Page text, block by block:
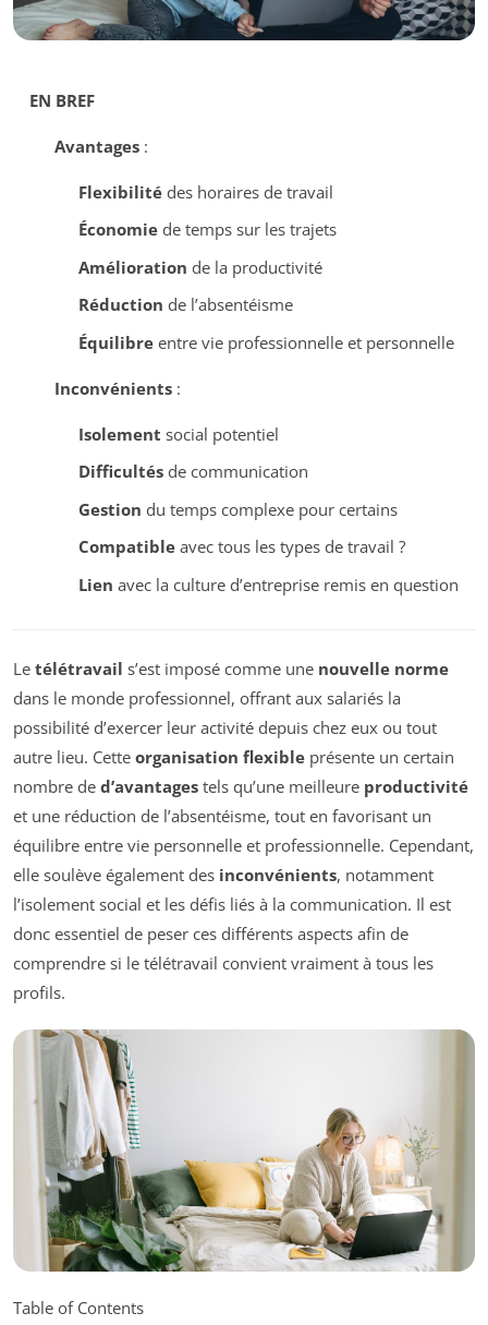
EN BREF
Avantages:
Flexibilité des horaires de travail
Économie de temps sur les trajets
Amélioration de la productivité
Réduction de l’absentéisme
Équilibre entre vie professionnelle et personnelle
Inconvénients:
Isolement social potentiel
Difficultés de communication
Gestion du temps complexe pour certains
Compatible avec tous les types de travail ?
Lien avec la culture d’entreprise remis en question
Le télétravail s’est imposé comme une nouvelle norme
dans le monde professionnel, offrant aux salariés la
possibilité d’exercer leur activité depuis chez eux ou tout
autre lieu. Cette organisation flexible présente un certain
nombre de d’avantages tels qu’une meilleure productivité
et une réduction de l’absentéisme, tout en favorisant un
équilibre entre vie personnelle et professionnelle. Cependant,
elle soulève également des inconvénients, notamment
l’isolement social et les défis liés à la communication. Il est
donc essentiel de peser ces différents aspects afin de
comprendre si le télétravail convient vraiment à tous les
profils.
Table of Contents